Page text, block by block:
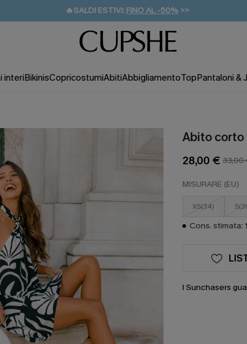
🔥SALDI ESTIVI: FINO AL -50% >>
🚚SPEDIZIONE GRATUITA DA 49€
💌REGALO PER I NUOVI: 20% DI SCONTO*
interiBikinisCopricostumiAbitiAbbigliamentoTopPantaloni &
Abito corto
28,00 € 33,00
MISURARE (EU)
XS(34)
Cons. stimata:
I Sunchasers